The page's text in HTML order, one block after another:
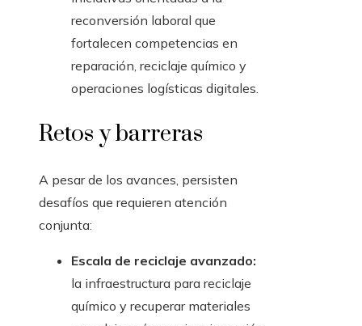
reconversión laboral que
fortalecen competencias en
reparación, reciclaje químico y
operaciones logísticas digitales.
Retos y barreras
A pesar de los avances, persisten
desafíos que requieren atención
conjunta:
Escala de reciclaje avanzado:
la infraestructura para reciclaje
químico y recuperar materiales